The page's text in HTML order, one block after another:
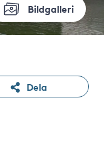
Bildgalleri
Dela